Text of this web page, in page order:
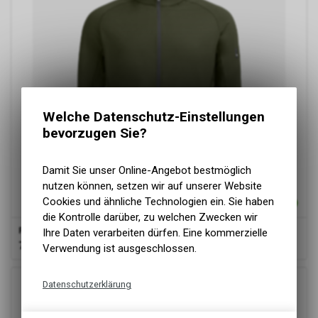
FHB KUNO Fleece-Jacke, oliv
78.00 CHF
Welche Datenschutz-Einstellungen
bevorzugen Sie?
Damit Sie unser Online-Angebot bestmöglich
nutzen können, setzen wir auf unserer Website
Cookies und ähnliche Technologien ein. Sie haben
die Kontrolle darüber, zu welchen Zwecken wir
Ihre Daten verarbeiten dürfen. Eine kommerzielle
Verwendung ist ausgeschlossen.
Datenschutzerklärung